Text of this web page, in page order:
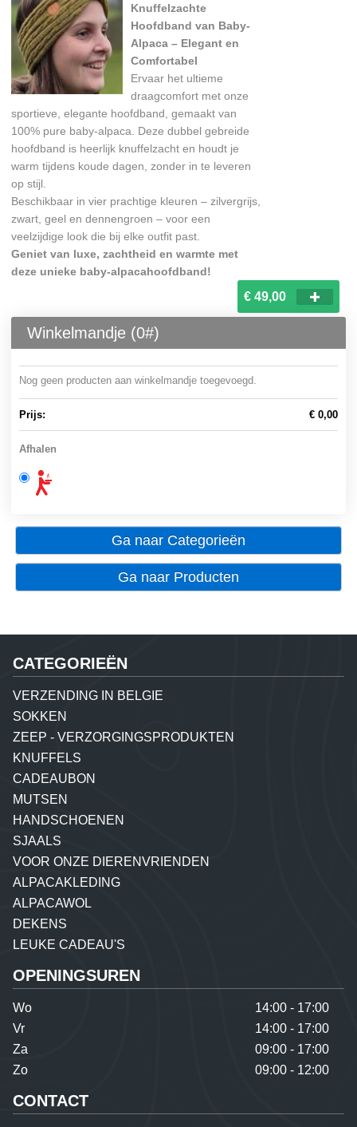
Knuffelzachte
Hoofdband van Baby-
Alpaca – Elegant en
Comfortabel
Ervaar het ultieme
draagcomfort met onze
sportieve, elegante hoofdband, gemaakt van
100% pure baby-alpaca. Deze dubbel gebreide
hoofdband is heerlijk knuffelzacht en houdt je
warm tijdens koude dagen, zonder in te leveren
op stijl.
Beschikbaar in vier prachtige kleuren – zilvergrijs,
zwart, geel en dennengroen – voor een
veelzijdige look die bij elke outfit past.
Geniet van luxe, zachtheid en warmte met
deze unieke baby-alpacahoofdband!
€ 49,00
Winkelmandje (0#)
Nog geen producten aan winkelmandje toegevoegd.
Prijs: € 0,00
Afhalen
Ga naar Categorieën
Ga naar Producten
CATEGORIEËN
VERZENDING IN BELGIE
SOKKEN
ZEEP - VERZORGINGSPRODUKTEN
KNUFFELS
CADEAUBON
MUTSEN
HANDSCHOENEN
SJAALS
VOOR ONZE DIERENVRIENDEN
ALPACAKLEDING
ALPACAWOL
DEKENS
LEUKE CADEAU'S
OPENINGSUREN
Wo
14:00 - 17:00
Vr
14:00 - 17:00
Za
09:00 - 17:00
Zo
09:00 - 12:00
CONTACT